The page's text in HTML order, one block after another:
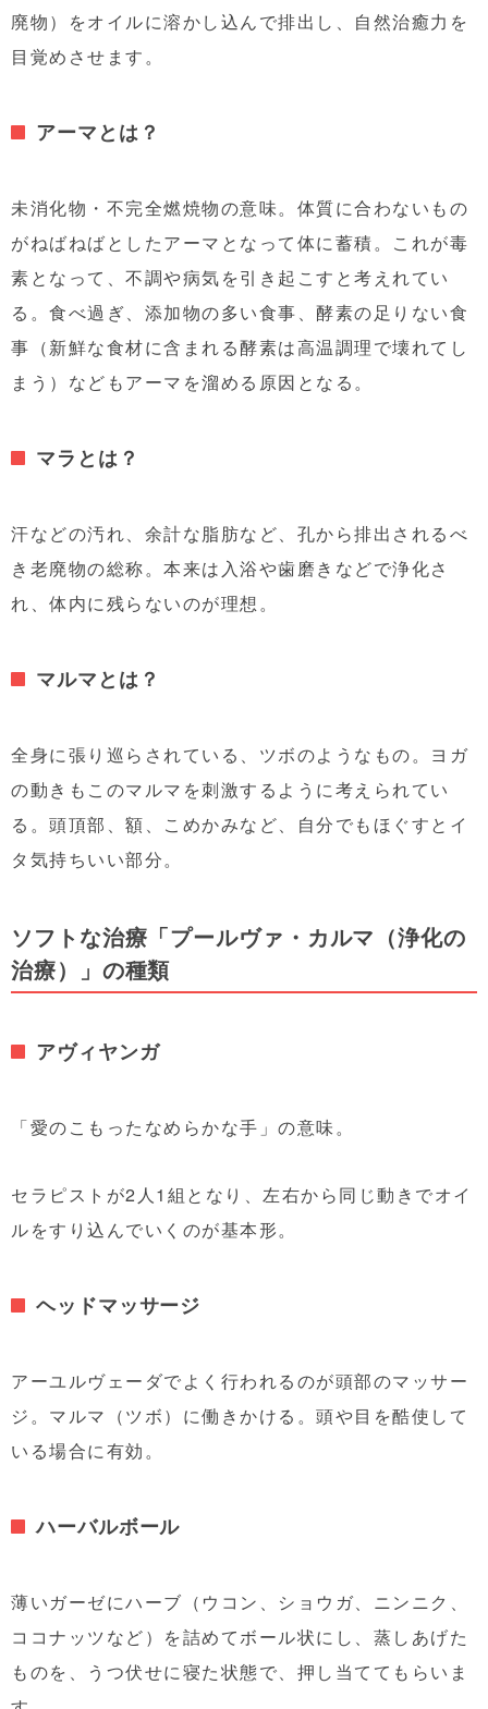
廃物）をオイルに溶かし込んで排出し、自然治癒力を
目覚めさせます。
アーマとは？
未消化物・不完全燃焼物の意味。体質に合わないもの
がねばねばとしたアーマとなって体に蓄積。これが毒
素となって、不調や病気を引き起こすと考えれてい
る。食べ過ぎ、添加物の多い食事、酵素の足りない食
事（新鮮な食材に含まれる酵素は高温調理で壊れてし
まう）などもアーマを溜める原因となる。
マラとは？
汗などの汚れ、余計な脂肪など、孔から排出されるべ
き老廃物の総称。本来は入浴や歯磨きなどで浄化さ
れ、体内に残らないのが理想。
マルマとは？
全身に張り巡らされている、ツボのようなもの。ヨガ
の動きもこのマルマを刺激するように考えられてい
る。頭頂部、額、こめかみなど、自分でもほぐすとイ
タ気持ちいい部分。
ソフトな治療「プールヴァ・カルマ（浄化の
治療）」の種類
アヴィヤンガ
「愛のこもったなめらかな手」の意味。
セラピストが2人1組となり、左右から同じ動きでオイ
ルをすり込んでいくのが基本形。
ヘッドマッサージ
アーユルヴェーダでよく行われるのが頭部のマッサー
ジ。マルマ（ツボ）に働きかける。頭や目を酷使して
いる場合に有効。
ハーバルボール
薄いガーゼにハーブ（ウコン、ショウガ、ニンニク、
ココナッツなど）を詰めてボール状にし、蒸しあげた
ものを、うつ伏せに寝た状態で、押し当ててもらいま